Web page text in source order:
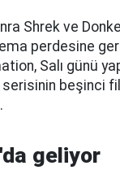
Shrek ve
perdesine
Salı günü
serisinin beşinci
geliyor